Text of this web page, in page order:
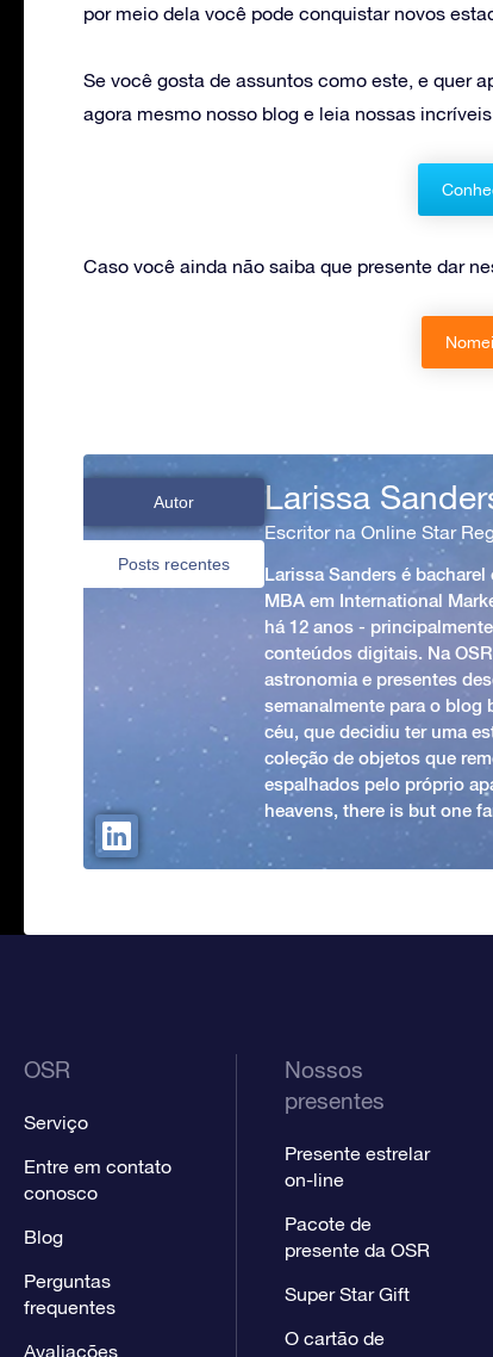
por meio dela você pode conquistar novos
Se você gosta de assuntos como este, e quer
agora mesmo nosso blog e leia nossas
Caso você ainda não saiba que presente dar
Autor
Posts recentes
Larissa
Escritor na Online Star
Larissa Sanders é
MBA em International
há 12 anos -
conteúdos digitais. Na
astronomia e presentes
semanalmente para o blog
céu, que decidiu ter uma
coleção de objetos que
espalhados pelo próprio
heavens, there is but one
OSR
Serviço
Entre em contato
conosco
Blog
Perguntas
frequentes
Avaliações
Nossos
presentes
Presente estrelar
on-line
Pacote de
presente da OSR
Super Star Gift
O cartão de